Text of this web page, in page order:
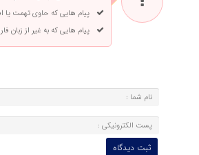
پیام هایی که حاوی تهمت یا
پیام هایی که به غیر از زبان